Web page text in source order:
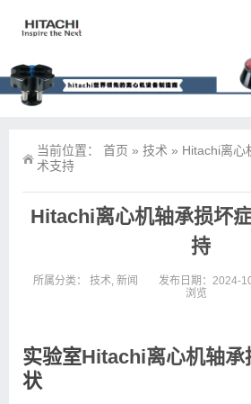
当前位置： 首页 » 技术 » Hitachi离心
术支持
Hitachi离心机轴承损坏
持
所属分类： 技术, 新闻 发布日期：2024-
浏览
实验室Hitachi离心机轴承
状